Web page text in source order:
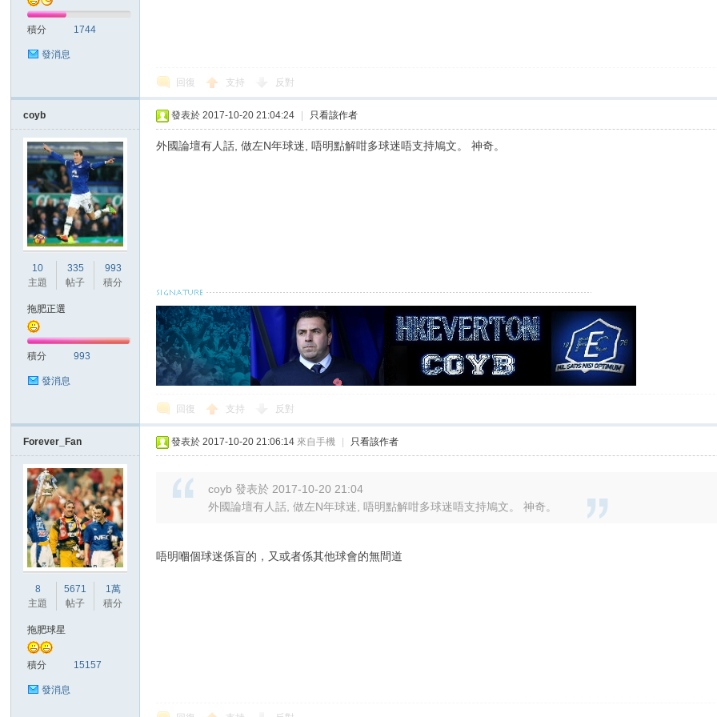
討
積分 1744
發消息
回復 支持 反對
coyb
10
主題
335
帖子
993
積分
拖肥正選
積分 993
發消息
發表於 2017-10-20 21:04:24 只看該作者
外國論壇有人話, 做左N年球迷, 唔明點解咁多球迷唔支持鳩文。 神奇。
回復 支持 反對
Forever_Fan
8
主題
5671
帖子
1萬
積分
拖肥球星
積分 15157
發消息
發表於 2017-10-20 21:06:14 來自手機 只看該作者
coyb 發表於 2017-10-20 21:04
外國論壇有人話, 做左N年球迷, 唔明點解咁多球迷唔支持鳩文。 神奇。
唔明嗰個球迷係盲的，又或者係其他球會的無間道